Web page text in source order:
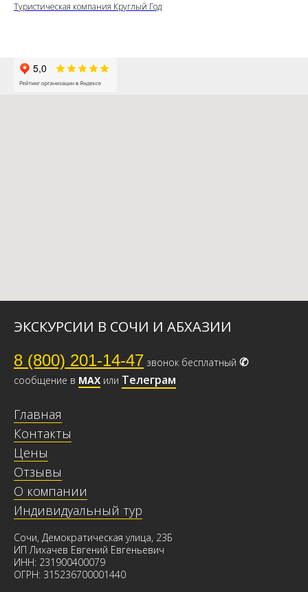
Туристическая компания Круглый Год
ЭКСКУРСИИ В СОЧИ И АБХАЗИИ
8 (800) 201-14-47 звонок бесплатный ✆
сообщение в МАХ или Телеграм
Главная
Контакты
Цены
Отзывы
О компании
Индивидуальный тур
Сочи, Демократическая улица, 23Б
ИП Лихачев Евгений Евгеньевич
ИНН: 231900400079
ОГРН: 315236700001440